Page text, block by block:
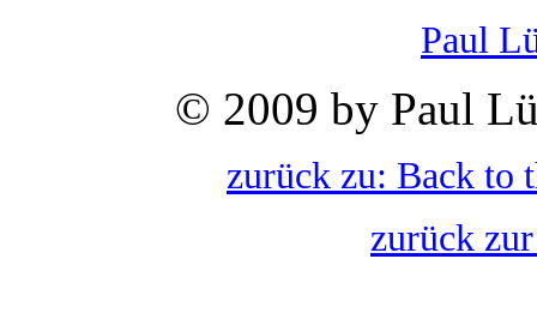
Paul
© 2009 by Paul
zurück zu: Back to
zurück